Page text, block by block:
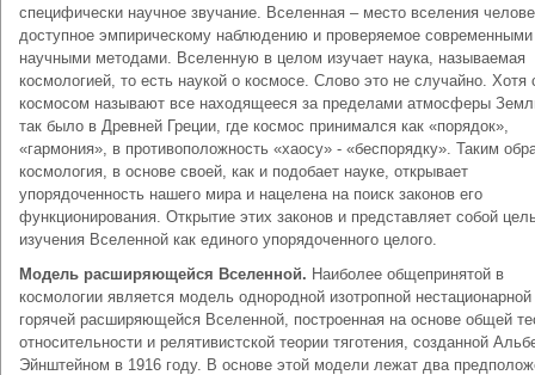
специфически научное звучание. Вселенная – место вселения
доступное эмпирическому наблюдению и проверяемое современными
научными методами. Вселенную в целом изучает наука, называемая
космологией, то есть наукой о космосе. Слово это не случайно. Хотя
космосом называют все находящееся за пределами атмосферы
так было в Древней Греции, где космос принимался как «порядок»,
«гармония», в противоположность «хаосу» - «беспорядку». Таким
космология, в основе своей, как и подобает науке, открывает
упорядоченность нашего мира и нацелена на поиск законов его
функционирования. Открытие этих законов и представляет собой
изучения Вселенной как единого упорядоченного целого.
Модель расширяющейся Вселенной. Наиболее общепринятой в
космологии является модель однородной изотропной нестационарной
горячей расширяющейся Вселенной, построенная на основе общей
относительности и релятивистской теории тяготения, созданной
Эйнштейном в 1916 году. В основе этой модели лежат два